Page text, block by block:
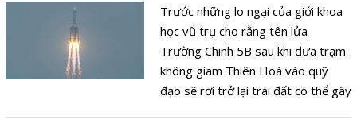
Trước những lo ngại của giới khoa
học vũ trụ cho rằng tên lửa
Trường Chinh 5B sau khi đưa trạm
không giam Thiên Hoà vào quỹ
đạo sẽ rơi trở lại trái đất có thể gây